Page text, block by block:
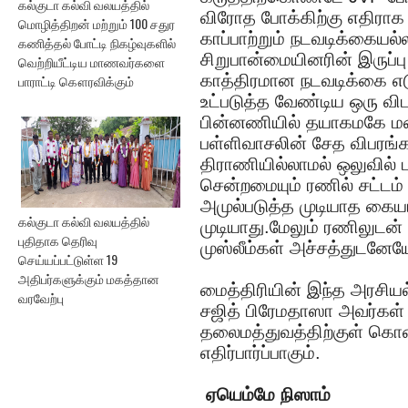
கல்குடா கல்வி வலயத்தில்
மொழித்திறன் மற்றும் 100 சதுர
கணித்தல் போட்டி நிகழ்வுகளில்
வெற்றியீட்டிய மாணவர்களை
பாராட்டி கௌரவிக்கும்
கல்குடா கல்வி வலயத்தில்
புதிதாக தெரிவு
செய்யப்பட்டுள்ள 19
அதிபர்களுக்கும் மகத்தான
வரவேற்பு
விரோத போக்கிற்கு
காப்பாற்றும்
சிறுபான்மையினரின்
காத்திரமான நடவடிக்கை
உட்படுத்த வேண்டிய ஒரு
பின்னணியில் தயாகமகே
பள்ளிவாசலின் சேத
திராணியில்லாமல் ஒலுவில்
சென்றமையும் ரணில்
அமுல்படுத்த முடியாத
முடியாது.மேலும்
முஸ்லீம்கள்
மைத்திரியின் இந்த
சஜித் பிரேமதாஸா
தலைமத்துவத்திற்குள்
எதிர்பார்ப்பாகும்.
ஏயெம்மே நிஸாம்